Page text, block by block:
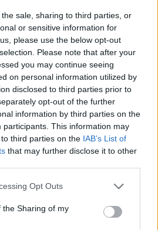
sale, sharing to third parties, or
or sensitive information for
please use the below opt-out
Please note that after your
you may continue seeing
on personal information utilized by
disclosed to third parties prior to
opt-out of the further
information by third parties on the
participants. This information may
third parties on the IAB’s List of
that may further disclose it to other
app uses one or more Google
usage behaviour. You may click to
Google and its third-party tags to
Opt Outs
the Sharing of my
Παναθηναϊκού με την
ιστορία
ΗΛΙΑΣ ΠΑΠΑΪΩΑΝΝΟΥ
08/03/2026
Αναγνώριση και σεβασμός
οι σημαντικότερες νίκες του
Α.Ο. Θήρας